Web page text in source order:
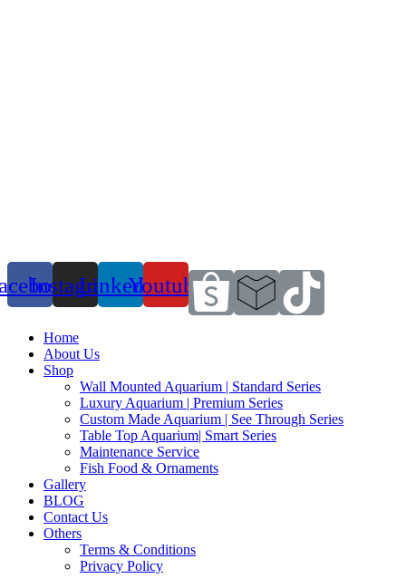
InstagramLinkedinYoutube
Home
About Us
Shop
Wall Mounted Aquarium | Standard Series
Luxury Aquarium | Premium Series
Custom Made Aquarium | See Through Series
Table Top Aquarium| Smart Series
Maintenance Service
Fish Food & Ornaments
Gallery
BLOG
Contact Us
Others
Terms & Conditions
Privacy Policy